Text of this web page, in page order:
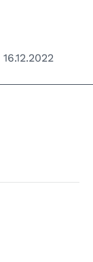
16.12.2022